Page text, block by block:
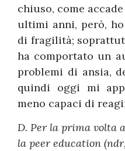
chiuso, come
ultimi anni, però,
di fragilità;
ha comportato un
problemi di ansia,
quindi oggi mi
meno capaci di
D. Per la prima volta
la peer education